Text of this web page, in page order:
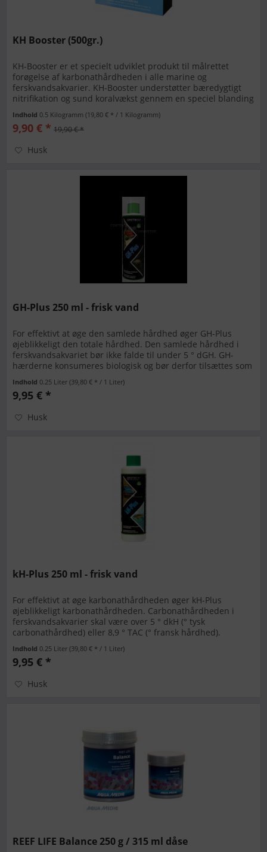
KH Booster (500gr.)
KH-Booster er et specielt udviklet produkt til målrettet
forøgelse af karbonathårdheden i alle marine og
ferskvandsakvarier. KH-Booster understøtter bæredygtigt
nitrifikation og sund koralvækst gennem en speciel blanding
Indhold 0.5 Kilogramm(19,80 € * / 1 Kilogramm)
9,90 € * 19,90 € *
Husk
GH-Plus 250 ml - frisk vand
For effektivt at øge den samlede hårdhed øger GH-Plus
øjeblikkeligt den totale hårdhed. Den samlede hårdhed i
ferskvandsakvariet bør ikke falde til under 5 ° dGH. GH-
hærderne konsumeres biologisk og bør derfor tilsættes som
Indhold 0.25 Liter(39,80 € * / 1 Liter)
9,95 € *
Husk
kH-Plus 250 ml - frisk vand
For effektivt at øge karbonathårdheden øger kH-Plus
øjeblikkeligt karbonathårdheden. Carbonathårdheden i
ferskvandsakvarier skal være over 5 ° dkH (° tysk
carbonathårdhed) eller 8,9 ° TAC (° fransk hårdhed).
Indhold 0.25 Liter(39,80 € * / 1 Liter)
9,95 € *
Husk
REEF LIFE Balance 250 g / 315 ml dåse